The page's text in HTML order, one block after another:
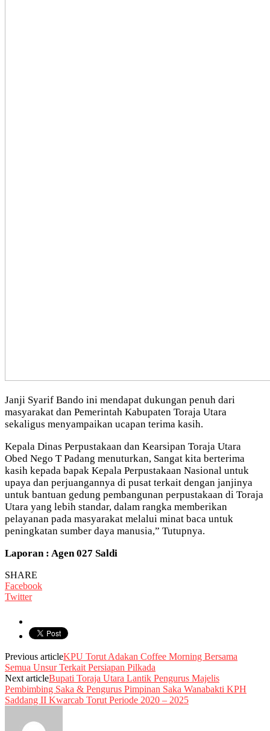
Janji Syarif Bando ini mendapat dukungan penuh dari
masyarakat dan Pemerintah Kabupaten Toraja Utara
sekaligus menyampaikan ucapan terima kasih.
Kepala Dinas Perpustakaan dan Kearsipan Toraja Utara
Obed Nego T Padang menuturkan, Sangat kita berterima
kasih kepada bapak Kepala Perpustakaan Nasional untuk
upaya dan perjuangannya di pusat terkait dengan janjinya
untuk bantuan gedung pembangunan perpustakaan di Toraja
Utara yang lebih standar, dalam rangka memberikan
pelayanan pada masyarakat melalui minat baca untuk
peningkatan sumber daya manusia,” Tutupnya.
Laporan : Agen 027 Saldi
SHARE
Facebook
Twitter
Previous articleKPU Torut Adakan Coffee Morning Bersama
Semua Unsur Terkait Persiapan Pilkada
Next articleBupati Toraja Utara Lantik Pengurus Majelis
Pembimbing Saka & Pengurus Pimpinan Saka Wanabakti KPH
Saddang II Kwarcab Torut Periode 2020 – 2025